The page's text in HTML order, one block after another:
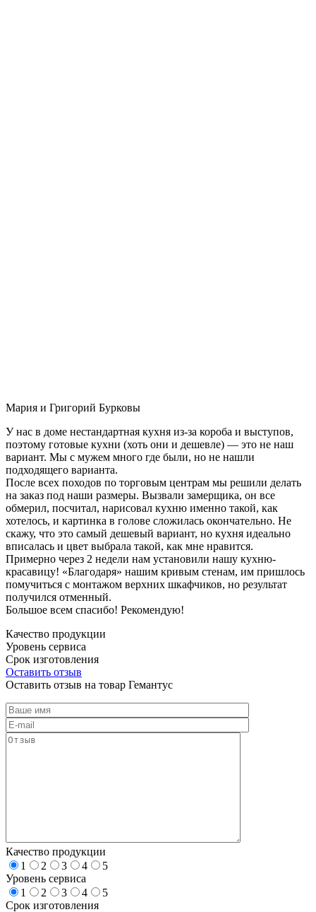
Мария и Григорий Бурковы
У нас в доме нестандартная кухня из-за короба и выступов,
поэтому готовые кухни (хоть они и дешевле) — это не наш
вариант. Мы с мужем много где были, но не нашли
подходящего варианта.
После всех походов по торговым центрам мы решили делать
на заказ под наши размеры. Вызвали замерщика, он все
обмерил, посчитал, нарисовал кухню именно такой, как
хотелось, и картинка в голове сложилась окончательно. Не
скажу, что это самый дешевый вариант, но кухня идеально
вписалась и цвет выбрала такой, как мне нравится.
Примерно через 2 недели нам установили нашу кухню-
красавицу! «Благодаря» нашим кривым стенам, им пришлось
помучиться с монтажом верхних шкафчиков, но результат
получился отменный.
Большое всем спасибо! Рекомендую!
Качество продукции
Уровень сервиса
Срок изготовления
Оставить отзыв
Оставить отзыв на товар Гемантус
Качество продукции
1
2 3 4
5
Уровень сервиса
1
2 3 4
5
Срок изготовления